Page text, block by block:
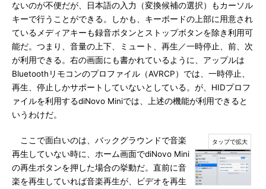
ないのが不便だが、日本語の入力（変換候補の選択）もカーソル
キーで行うことができる。しかも、キーボードの上部に用意され
ているメディアキーも録音ボタンとストップボタンを除き利用可
能だ。つまり、音量の上下、ミュート、再生／一時停止、前、次
が利用できる。右の画面にも書かれているように、アップルは
Bluetoothリモコンのプロファイル（AVRCP）では、一時停止、
再生、停止しかサポートしていないとしている。が、HIDプロフ
ァイルを利用するdiNovo Miniでは、上述の機能が利用できると
いうわけだ。
ここで面白いのは、バックグラウンドで音楽
再生していない時に、ホーム画面でdiNovo Mini
の再生ボタンを押した場合の挙動だ。直前に音
楽を再生していれば音楽再生が、ビデオを再生